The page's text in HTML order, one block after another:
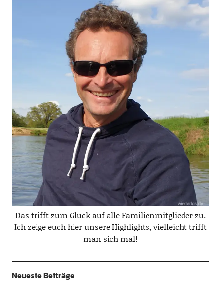
Das trifft zum Glück auf alle Familienmitglieder zu.
Ich zeige euch hier unsere Highlights, vielleicht trifft
man sich mal!
Neueste Beiträge